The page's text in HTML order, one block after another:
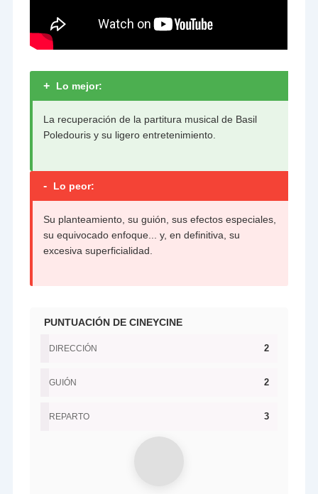
+ Lo mejor:
La recuperación de la partitura musical de Basil
Poledouris y su ligero entretenimiento.
- Lo peor:
Su planteamiento, su guión, sus efectos especiales,
su equivocado enfoque... y, en definitiva, su
excesiva superficialidad.
PUNTUACIÓN DE CINEYCINE
DIRECCIÓN 2
GUIÓN 2
REPARTO 3